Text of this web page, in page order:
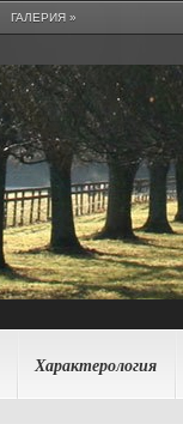
ГАЛЕРИЯ »
Характерология